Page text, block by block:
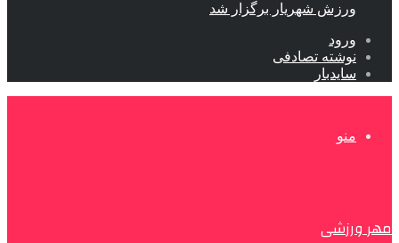
ورزش شهریار برگزار شد
ورود
نوشته تصادفی
سایدبار
منو
مهر ورزشی